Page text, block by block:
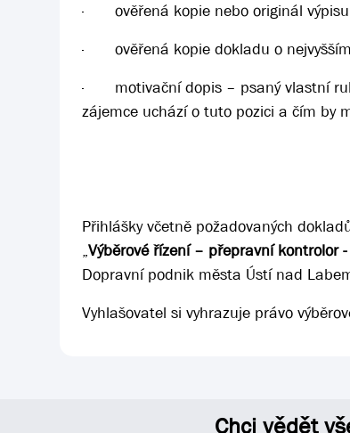
·
ověřená kopie nebo originál
·
ověřená kopie dokladu o
·
motivační dopis – psaný vlastní
zájemce uchází o tuto pozici a čím by
Přihlášky včetně požadovaných
„Výběrové řízení – přepravní kontrolor -
Dopravní podnik města Ústí nad
Vyhlašovatel si vyhrazuje právo
Chci vědět